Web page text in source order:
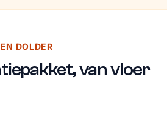
DOLDER
van vloer